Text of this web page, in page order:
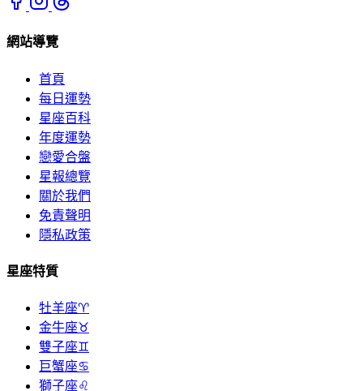
網站導覽
首頁
每日運勢
星座百科
年度運勢
戀愛合盤
星報總覽
關於我們
免責聲明
隱私政策
星座特質
牡羊座♈
金牛座♉
雙子座♊
巨蟹座♋
獅子座♌